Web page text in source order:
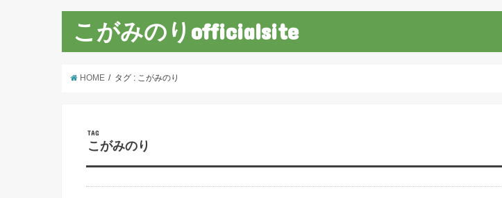
こがみのりofficialsite
HOME タグ : こがみのり
TAG
こがみのり